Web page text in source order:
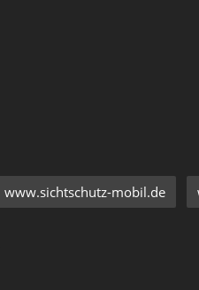
www.sichtschutz-mobil.de